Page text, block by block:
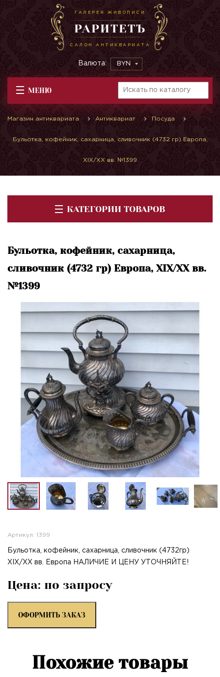
ГАЛЕРЕЯ ЖИВОПИСИ
РАРИТЕТЪ
САЛОН АНТИКВАРИАТА
Валюта: BYN
МЕНЮ
Магазин антиквариата Антиквариат Посуда
Бульотка, кофейник, сахарница, сливочник (4732 гр) Европа,
XIX/XX вв. №1399
КАТЕГОРИИ ТОВАРОВ
Бульотка, кофейник, сахарница,
сливочник (4732 гр) Европа, XIX/XX вв.
№1399
Артикул: 1399
Бульотка, кофейник, сахарница, сливочник (4732гр)
XIX/XX вв. Европа НАЛИЧИЕ И ЦЕНУ УТОЧНЯЙТЕ!
Цена: по запросу
ОФОРМИТЬ ЗАКАЗ
Похожие товары